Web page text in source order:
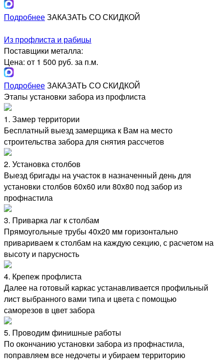
ПодробнееЗАКАЗАТЬ СО СКИДКОЙ
Из профлиста и рабицы
Поставщики металла:
Цена: от 1 500 руб. за п.м.
ПодробнееЗАКАЗАТЬ СО СКИДКОЙ
Этапы установки забора из профлиста
1. Замер территории
Бесплатный выезд замерщика к Вам на место
строительства забора для снятия рассчетов
2. Установка столбов
Выезд бригады на участок в назначенный день для
установки столбов 60x60 или 80х80 под забор из
профнастила
3. Приварка лаг к столбам
Прямоугольные трубы 40х20 мм горизонтально
привариваем к столбам на каждую секцию, с расчетом на
высоту и парусность
4. Крепеж профлиста
Далее на готовый каркас устанавливается профильный
лист выбранного вами типа и цвета с помощью
саморезов в цвет забора
5. Проводим финишные работы
По окончанию установки забора из профнастила,
поправляем все недочеты и убираем территорию